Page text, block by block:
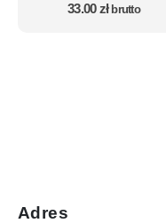
- MIKOŁAJ - wzór 1
33.00zł brutto
Adres